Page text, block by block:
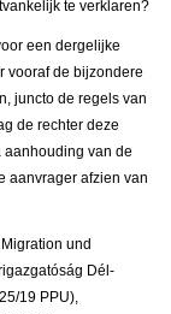
te verklaren?
een dergelijke
vooraf de bijzondere
juncto de regels van
de rechter deze
aanhouding van de
aanvrager afzien van
und
Dél-
19 PPU),